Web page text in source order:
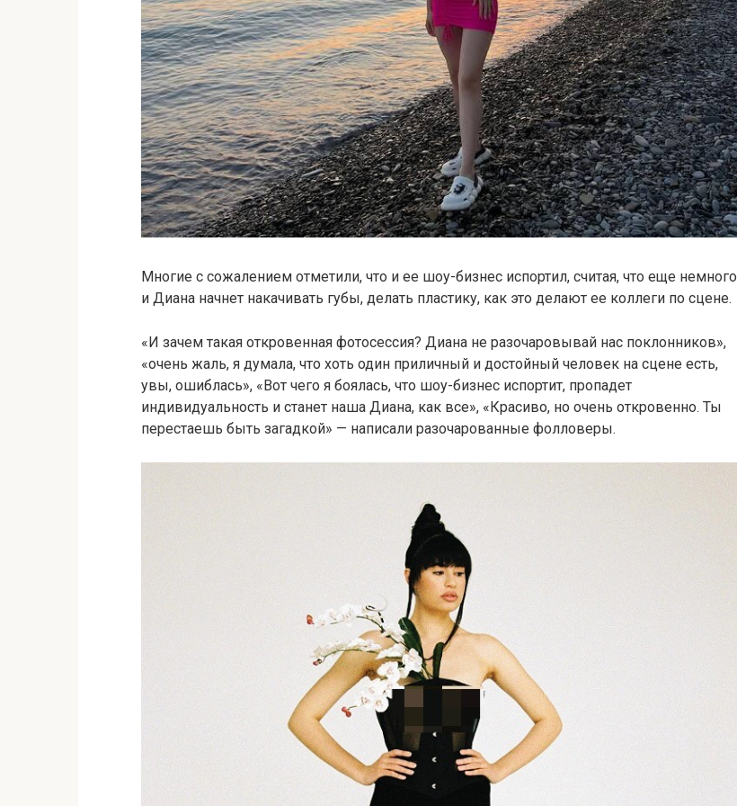
Многие с сожалением отметили, что и ее шоу-бизнес испортил, считая, что еще немного
и Диана начнет накачивать губы, делать пластику, как это делают ее коллеги по сцене.
«И зачем такая откровенная фотосессия? Диана не разочаровывай нас поклонников»,
«очень жаль, я думала, что хоть один приличный и достойный человек на сцене есть,
увы, ошиблась», «Вот чего я боялась, что шоу-бизнес испортит, пропадет
индивидуальность и станет наша Диана, как все», «Красиво, но очень откровенно. Ты
перестаешь быть загадкой» — написали разочарованные фолловеры.